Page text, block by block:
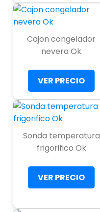
Cajon congelador
nevera Ok
VER PRECIO
Sonda temperatura
frigorifico Ok
VER PRECIO